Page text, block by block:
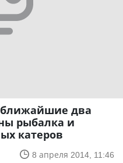
ближайшие два
рыбалка и
катеров
8 апреля 2014, 11:46